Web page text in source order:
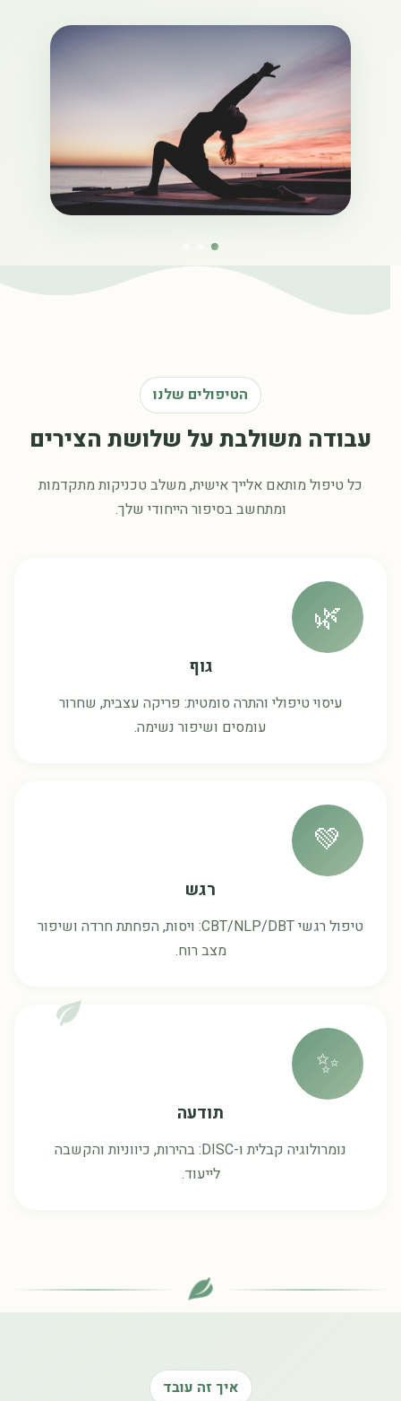
הטיפולים שלנו
עבודה משולבת על שלושת הצירים
כל טיפול מותאם אלייך אישית, משלב טכניקות מתקדמות
ומתחשב בסיפור הייחודי שלך.
🌿
גוף
עיסוי טיפולי והתרה סומטית: פריקה עצבית, שחרור
עומסים ושיפור נשימה.
💚
רגש
טיפול רגשי CBT/NLP/DBT: ויסות, הפחתת חרדה ושיפור
מצב רוח.
✨
תודעה
נומרולוגיה קבלית ו-DISC: בהירות, כיווניות והקשבה
לייעוד.
איך זה עובד